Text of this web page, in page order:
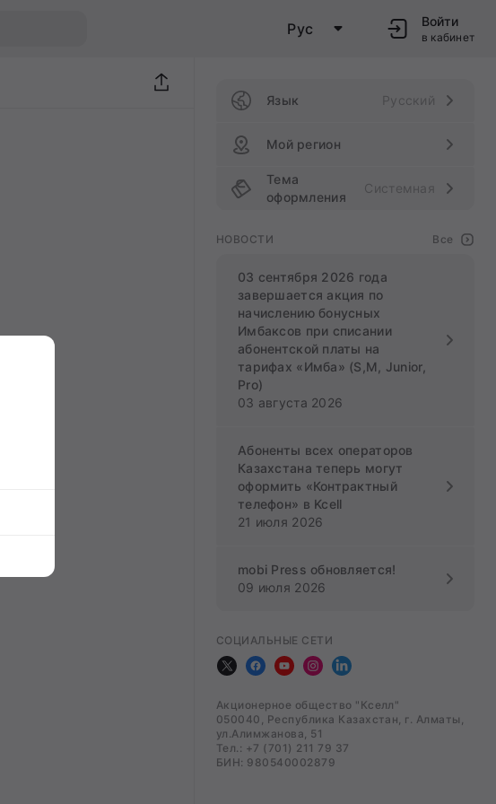
Рус Войти
в кабинет
Язык Русский
Мой регион
Тема
оформления
Системная
НОВОСТИ Все
03 сентября 2026 года
завершается акция по
начислению бонусных
Имбаксов при списании
абонентской платы на
тарифах «Имба» (S,M, Junior,
Pro)
03 августа 2026
Абоненты всех операторов
Казахстана теперь могут
оформить «Контрактный
телефон» в Kcell
21 июля 2026
mobi Press обновляется!
09 июля 2026
СОЦИАЛЬНЫЕ СЕТИ
Акционерное общество "Кселл"
050040, Республика Казахстан, г. Алматы,
ул.Алимжанова, 51
Тел.: +7 (701) 211 79 37
БИН: 980540002879